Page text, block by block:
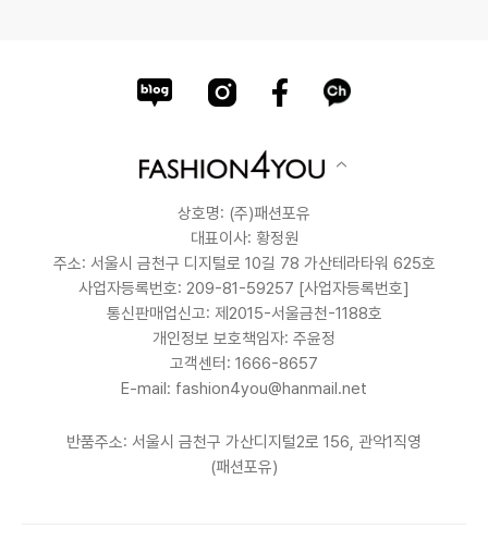
상호명: (주)패션포유
대표이사: 황정원
주소: 서울시 금천구 디지털로 10길 78 가산테라타워 625호
사업자등록번호: 209-81-59257 [사업자등록번호]
통신판매업신고: 제2015-서울금천-1188호
개인정보 보호책임자: 주윤정
고객센터: 1666-8657
E-mail: fashion4you@hanmail.net
반품주소: 서울시 금천구 가산디지털2로 156, 관악1직영
(패션포유)